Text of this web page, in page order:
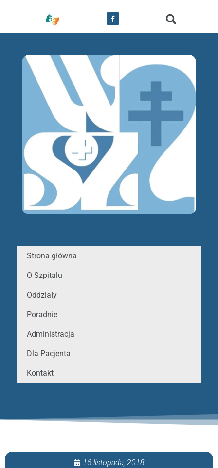
Strona główna
O Szpitalu
Oddziały
Poradnie
Administracja
Dla Pacjenta
Kontakt
16 listopada, 2018